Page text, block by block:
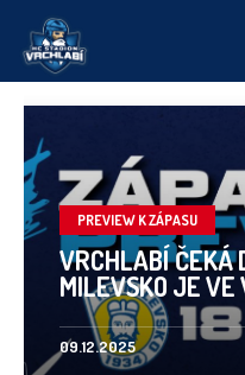
PREVIEW K ZÁPASU
VRCHLABÍ ČEKÁ
MILEVSKO JE VE
09.12.2025